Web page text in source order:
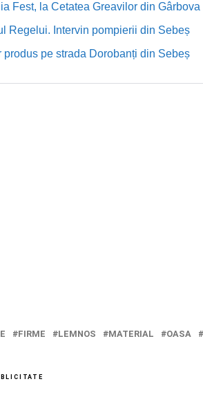
Fest, la Cetatea Greavilor din Gârbova
Regelui. Intervin pompierii din Sebeș
pe strada Dorobanți din Sebeș
FIRME LEMNOS MATERIAL OASA